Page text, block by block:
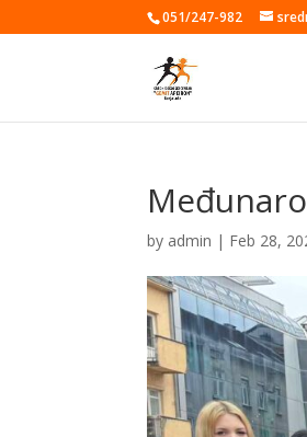
051/247-982
by admin | Feb 28,